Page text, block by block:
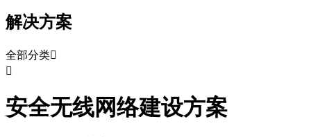
解决方案
全部分类

安全无线网络建设方案